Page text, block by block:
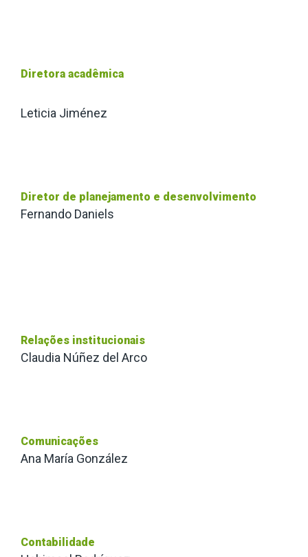
Diretora acadêmica
Leticia Jiménez
Diretor de planejamento e desenvolvimento
Fernando Daniels
Relações institucionais
Claudia Núñez del Arco
Comunicações
Ana María González
Contabilidade